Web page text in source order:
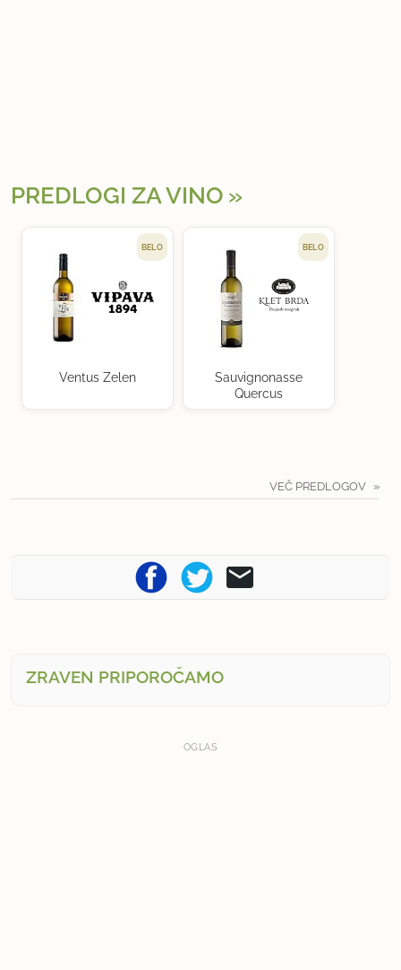
PREDLOGI ZA VINO
BELO
Ventus Zelen
BELO
Sauvignonasse
Quercus
VEČ PREDLOGOV
ZRAVEN PRIPOROČAMO
OGLAS